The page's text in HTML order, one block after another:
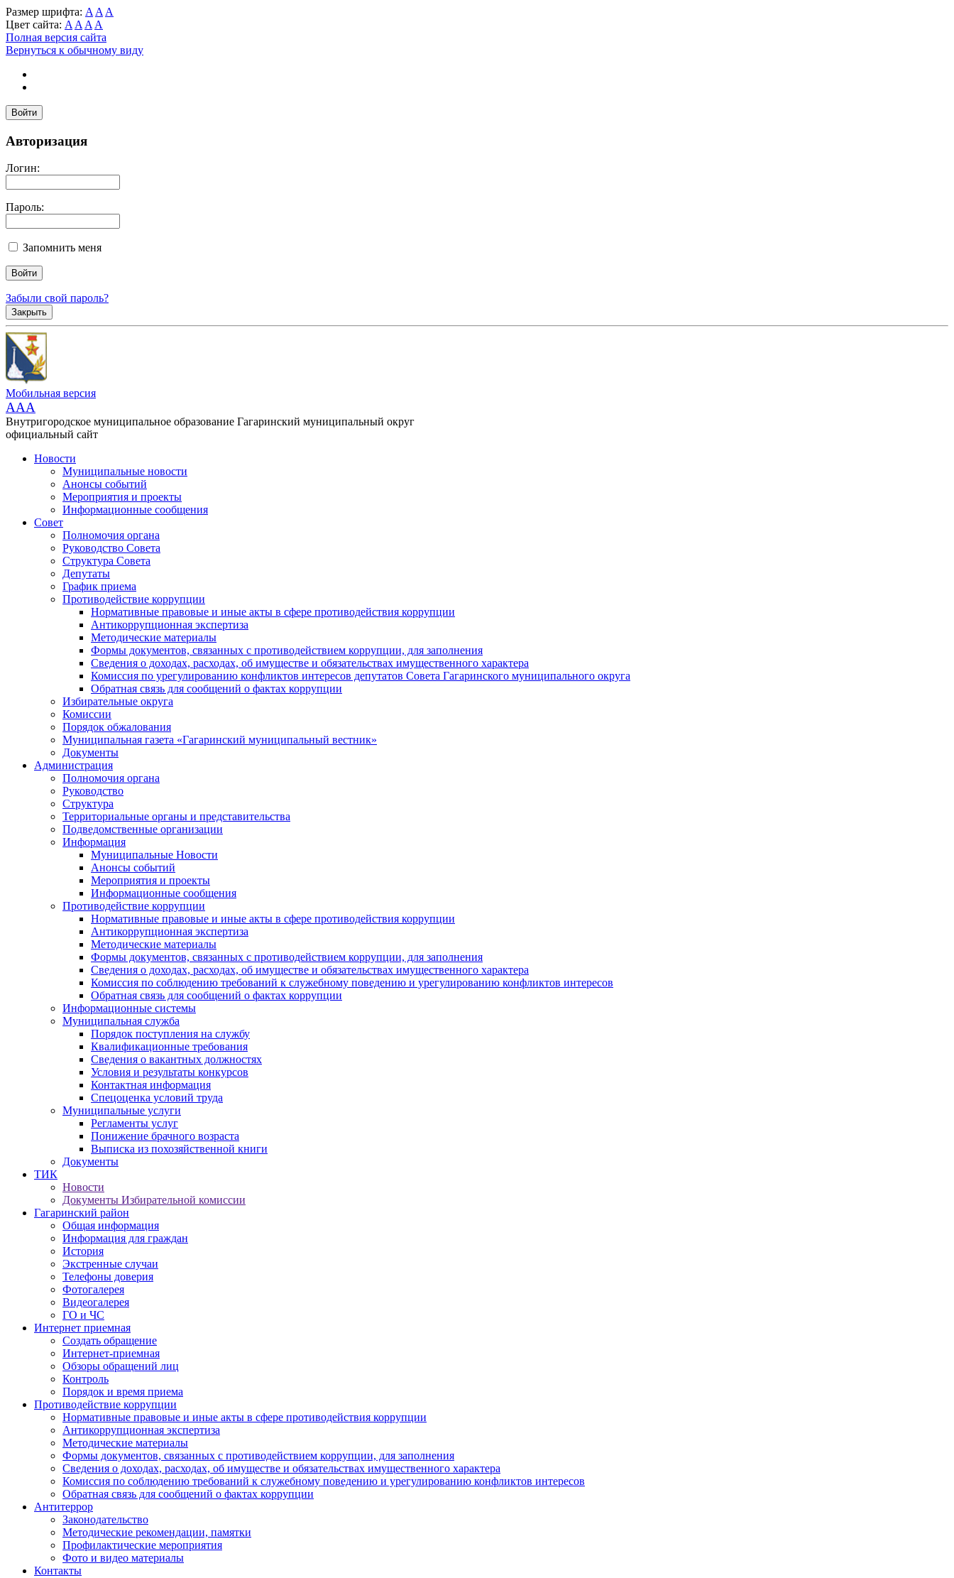
Размер шрифта: A A A
Цвет сайта: A A A A
Полная версия сайта
Вернуться к обычному виду
Войти
Авторизация
Логин:
Пароль:
Запомнить меня
Забыли свой пароль?
Закрыть
Мобильная версия
AAA
Внутригородское муниципальное образование Гагаринский муниципальный округ
официальный сайт
Новости
Муниципальные новости
Анонсы событий
Мероприятия и проекты
Информационные сообщения
Совет
Полномочия органа
Руководство Совета
Структура Совета
Депутаты
График приема
Противодействие коррупции
Нормативные правовые и иные акты в сфере противодействия коррупции
Антикоррупционная экспертиза
Методические материалы
Формы документов, связанных с противодействием коррупции, для заполнения
Сведения о доходах, расходах, об имуществе и обязательствах имущественного характера
Комиссия по урегулированию конфликтов интересов депутатов Совета Гагаринского муниципального округа
Обратная связь для сообщений о фактах коррупции
Избирательные округа
Комиссии
Порядок обжалования
Муниципальная газета «Гагаринский муниципальный вестник»
Документы
Администрация
Полномочия органа
Руководство
Структура
Территориальные органы и представительства
Подведомственные организации
Информация
Муниципальные Новости
Анонсы событий
Мероприятия и проекты
Информационные сообщения
Противодействие коррупции
Нормативные правовые и иные акты в сфере противодействия коррупции
Антикоррупционная экспертиза
Методические материалы
Формы документов, связанных с противодействием коррупции, для заполнения
Сведения о доходах, расходах, об имуществе и обязательствах имущественного характера
Комиссия по соблюдению требований к служебному поведению и урегулированию конфликтов интересов
Обратная связь для сообщений о фактах коррупции
Информационные системы
Муниципальная служба
Порядок поступления на службу
Квалификационные требования
Сведения о вакантных должностях
Условия и результаты конкурсов
Контактная информация
Спецоценка условий труда
Муниципальные услуги
Регламенты услуг
Понижение брачного возраста
Выписка из похозяйственной книги
Документы
ТИК
Новости
Документы Избирательной комиссии
Гагаринский район
Общая информация
Информация для граждан
История
Экстренные случаи
Телефоны доверия
Фотогалерея
Видеогалерея
ГО и ЧС
Интернет приемная
Создать обращение
Интернет-приемная
Обзоры обращений лиц
Контроль
Порядок и время приема
Противодействие коррупции
Нормативные правовые и иные акты в сфере противодействия коррупции
Антикоррупционная экспертиза
Методические материалы
Формы документов, связанных с противодействием коррупции, для заполнения
Сведения о доходах, расходах, об имуществе и обязательствах имущественного характера
Комиссия по соблюдению требований к служебному поведению и урегулированию конфликтов интересов
Обратная связь для сообщений о фактах коррупции
Антитеррор
Законодательство
Методические рекомендации, памятки
Профилактические мероприятия
Фото и видео материалы
Контакты